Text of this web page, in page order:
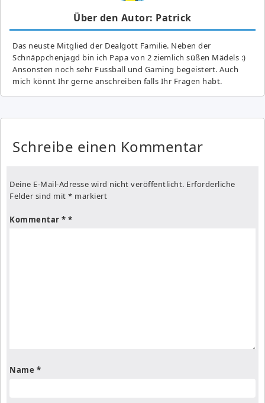
Über den Autor: Patrick
Das neuste Mitglied der Dealgott Familie. Neben der
Schnäppchenjagd bin ich Papa von 2 ziemlich süßen Mädels :)
Ansonsten noch sehr Fussball und Gaming begeistert. Auch
mich könnt Ihr gerne anschreiben falls Ihr Fragen habt.
Schreibe einen Kommentar
Deine E-Mail-Adresse wird nicht veröffentlicht. Erforderliche
Felder sind mit * markiert
Kommentar *
Name *